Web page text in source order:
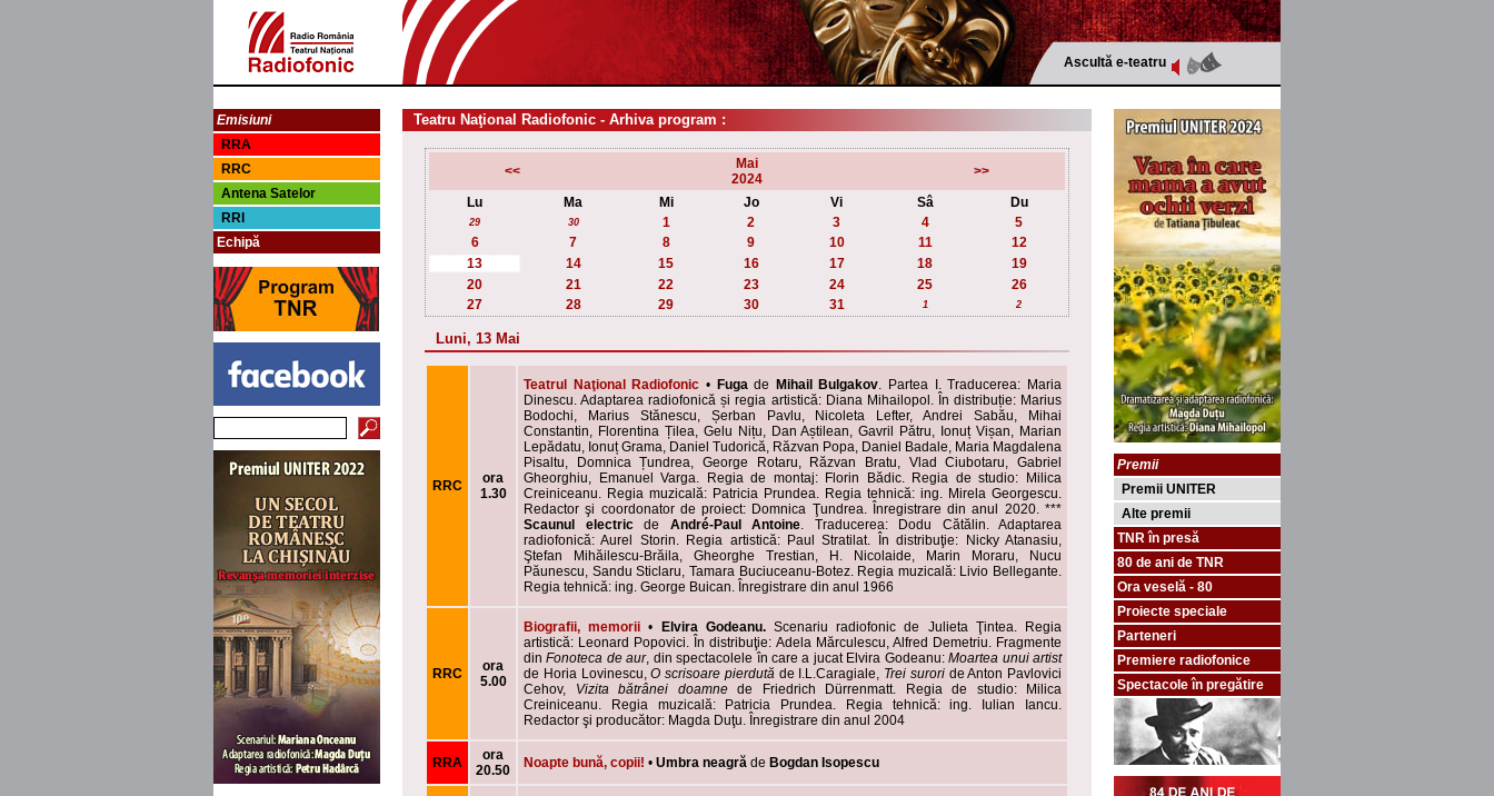
Ascultă e-teatru
Emisiuni
RRA
RRC
Antena Satelor
RRI
Echipă
Teatru Naţional Radiofonic - Arhiva program :
<<
Mai
2024
>>
Lu
Ma Mi Jo Vi Sâ Du
29 30 1 2 3 4
5
6
7 8 9 10 11
12
13
14 15 16 17 18
19
20
21 22 23 24 25
26
27
28 29 30 31 1 2
Luni, 13 Mai
RRC
ora
1.30
Teatrul Naţional Radiofonic • Fugade Mihail Bulgakov. Partea I. Traducerea: Maria
Dinescu. Adaptarea radiofonică și regia artistică: Diana Mihailopol. În distribuție: Marius
Bodochi, Marius Stănescu, Șerban Pavlu, Nicoleta Lefter, Andrei Sabău, Mihai
Constantin, Florentina Țilea, Gelu Nițu, Dan Aștilean, Gavril Pătru, Ionuț Vișan, Marian
Lepădatu, Ionuț Grama, Daniel Tudorică, Răzvan Popa, Daniel Badale, Maria Magdalena
Pisaltu, Domnica Țundrea, George Rotaru, Răzvan Bratu, Vlad Ciubotaru, Gabriel
Gheorghiu, Emanuel Varga. Regia de montaj: Florin Bădic. Regia de studio: Milica
Creiniceanu. Regia muzicală: Patricia Prundea. Regia tehnică: ing. Mirela Georgescu.
Redactor şi coordonator de proiect: Domnica Ţundrea. Înregistrare din anul 2020. ***
Scaunul electricde André-Paul Antoine. Traducerea: Dodu Cătălin. Adaptarea
radiofonică: Aurel Storin. Regia artistică: Paul Stratilat. În distribuţie: Nicky Atanasiu,
Ştefan Mihăilescu-Brăila, Gheorghe Trestian, H. Nicolaide, Marin Moraru, Nucu
Păunescu, Sandu Sticlaru, Tamara Buciuceanu-Botez. Regia muzicală: Livio Bellegante.
Regia tehnică: ing. George Buican. Înregistrare din anul 1966
RRC
ora
5.00
Biografii, memorii • Elvira Godeanu.Scenariu radiofonic de Julieta Ţintea. Regia
artistică: Leonard Popovici. În distribuţie: Adela Mărculescu, Alfred Demetriu. Fragmente
dinFonoteca de aur, din spectacolele în care a jucat Elvira Godeanu:Moartea unui artist
de Horia Lovinescu,O scrisoare pierdutăde I.L.Caragiale, Trei suroride Anton Pavlovici
Cehov,
Vizita bătrânei doamnede Friedrich Dürrenmatt. Regia de studio: Milica
Creiniceanu. Regia muzicală: Patricia Prundea. Regia tehnică: ing. Iulian Iancu.
Redactor şi producător: Magda Duţu. Înregistrare din anul 2004
RRA
ora
20.50
Noapte bună, copii! • Umbra neagră de Bogdan Isopescu
Premii
Premii UNITER
Alte premii
TNR în presă
80 de ani de TNR
Ora veselă - 80
Proiecte speciale
Parteneri
Premiere radiofonice
Spectacole în pregătire